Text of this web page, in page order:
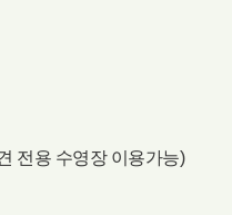
전용 수영장 이용가능)